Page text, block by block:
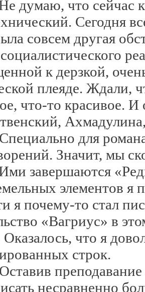
думаю, что сейчас
Сегодня
совсем другая
к дерзкой,
плеяде. Ждали,
что-то красивое.
Специально для
Значит, мы
завершаются
элементов
я почему-то стал
«Вагриус» в
Оказалось, что я
строк.
Оставив
несравненно